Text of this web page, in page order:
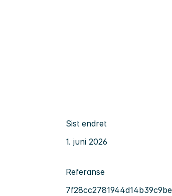
Sist endret
1. juni 2026
Referanse